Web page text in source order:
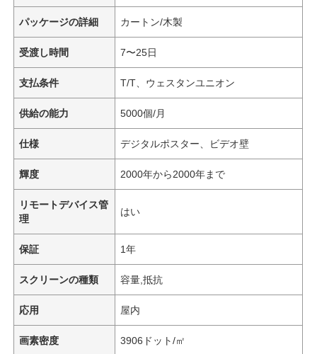
パッケージの詳細 カートン/木製
受渡し時間 7〜25日
支払条件 T/T、ウェスタンユニオン
供給の能力 5000個/月
仕様 デジタルポスター、ビデオ壁
輝度 2000年から2000年まで
リモートデバイス管
理
はい
保証 1年
スクリーンの種類 容量,抵抗
応用 屋内
画素密度 3906ドット/㎡